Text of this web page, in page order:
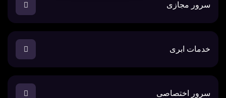
سرور مجازی
خدمات ابری
سرور اختصاصی